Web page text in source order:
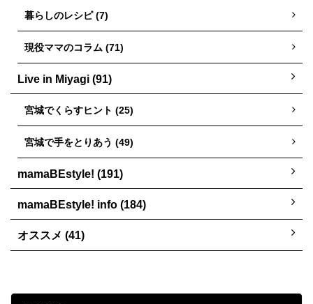
暮らしのレシピ (7)
現役ママのコラム (71)
Live in Miyagi (91)
宮城でくらすヒント (25)
宮城で手をとりあう (49)
mamaBEstyle! (191)
mamaBEstyle! info (184)
オススメ (41)